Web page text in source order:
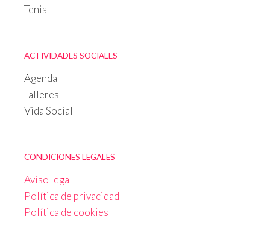
Tenis
ACTIVIDADES SOCIALES
Agenda
Talleres
Vida Social
CONDICIONES LEGALES
Aviso legal
Política de privacidad
Política de cookies